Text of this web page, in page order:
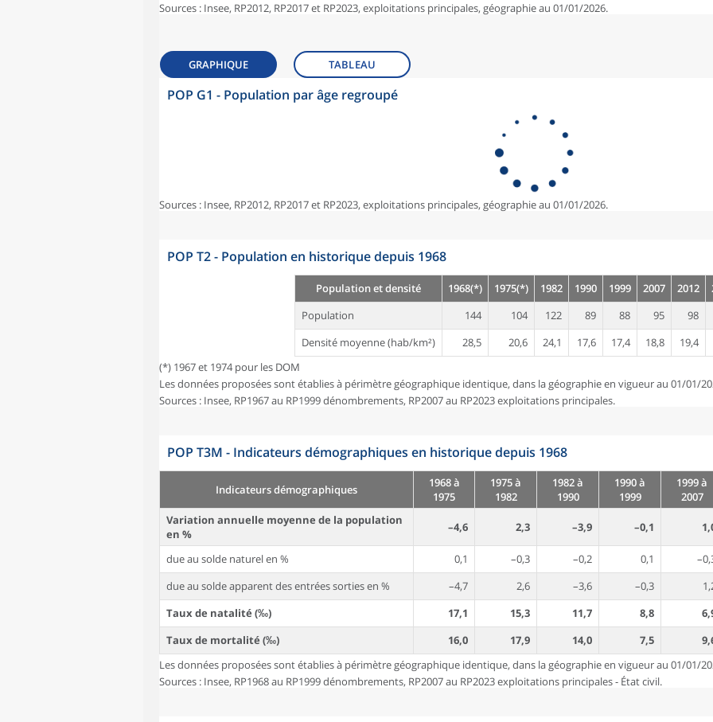
Sources : Insee, RP2012, RP2017 et RP2023, exploitations principales, géographie au 01/01/2026.
GRAPHIQUE TABLEAU
POP G1 - Population par âge regroupé
Sources : Insee, RP2012, RP2017 et RP2023, exploitations principales, géographie au 01/01/2026.
POP T2 - Population en historique depuis 1968
Population et densité 1968(*) 1975(*) 1982 1990 1999 2007 2012
Population
144 104 122 89 88 95
98
Densité moyenne (hab/km²)
28,5 20,6 24,1 17,6 17,4 18,8
19,4
(*) 1967 et 1974 pour les DOM
Les données proposées sont établies à périmètre géographique identique, dans la géographie en vigueur au 01/01/
Sources : Insee, RP1967 au RP1999 dénombrements, RP2007 au RP2023 exploitations principales.
POP T3M - Indicateurs démographiques en historique depuis 1968
Indicateurs démographiques
1968 à
1975
1975 à
1982
1982 à
1990
1990 à
1999
1999 à
2007
Variation annuelle moyenne de la population
en %
–4,6 2,3 –3,9 –0,1
due au solde naturel en % 0,1 –0,3 –0,2 0,1
due au solde apparent des entrées sorties en %
–4,7 2,6 –3,6 –0,3
Taux de natalité (‰)
17,1 15,3 11,7 8,8
Taux de mortalité (‰)
16,0 17,9 14,0 7,5
Les données proposées sont établies à périmètre géographique identique, dans la géographie en vigueur au 01/01/
Sources : Insee, RP1968 au RP1999 dénombrements, RP2007 au RP2023 exploitations principales - État civil.